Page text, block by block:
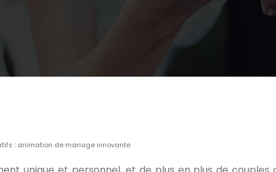
: animation de mariage innovante